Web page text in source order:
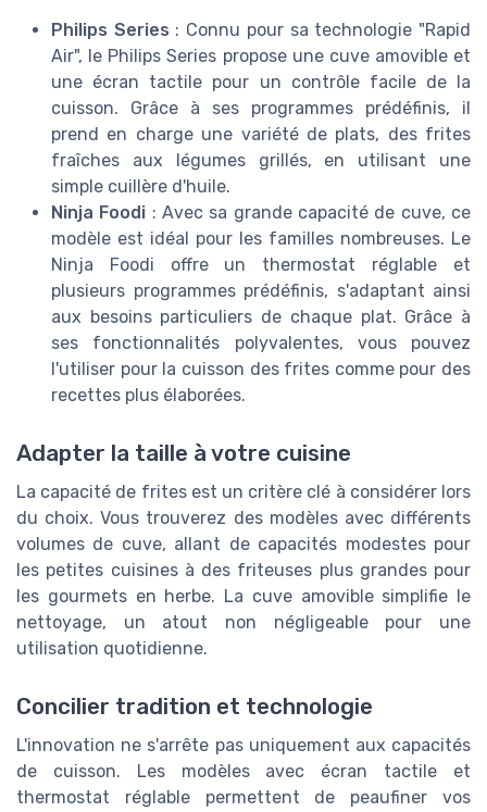
Philips Series : Connu pour sa technologie "Rapid
Air", le Philips Series propose une cuve amovible et
une écran tactile pour un contrôle facile de la
cuisson. Grâce à ses programmes prédéfinis, il
prend en charge une variété de plats, des frites
fraîches aux légumes grillés, en utilisant une
simple cuillère d'huile.
Ninja Foodi : Avec sa grande capacité de cuve, ce
modèle est idéal pour les familles nombreuses. Le
Ninja Foodi offre un thermostat réglable et
plusieurs programmes prédéfinis, s'adaptant ainsi
aux besoins particuliers de chaque plat. Grâce à
ses fonctionnalités polyvalentes, vous pouvez
l'utiliser pour la cuisson des frites comme pour des
recettes plus élaborées.
Adapter la taille à votre cuisine
La capacité de frites est un critère clé à considérer lors
du choix. Vous trouverez des modèles avec différents
volumes de cuve, allant de capacités modestes pour
les petites cuisines à des friteuses plus grandes pour
les gourmets en herbe. La cuve amovible simplifie le
nettoyage, un atout non négligeable pour une
utilisation quotidienne.
Concilier tradition et technologie
L'innovation ne s'arrête pas uniquement aux capacités
de cuisson. Les modèles avec écran tactile et
thermostat réglable permettent de peaufiner vos